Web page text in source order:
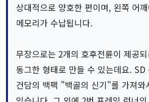
상대적으로 양호한 편이며, 왼쪽 어
메모리가 수납됩니다.
무장으로는 2개의 호후전륜이 제공
동그한 형태로 만들 수 있는데요. SD
건담의 백팩 "백골의 신기"를 가져와